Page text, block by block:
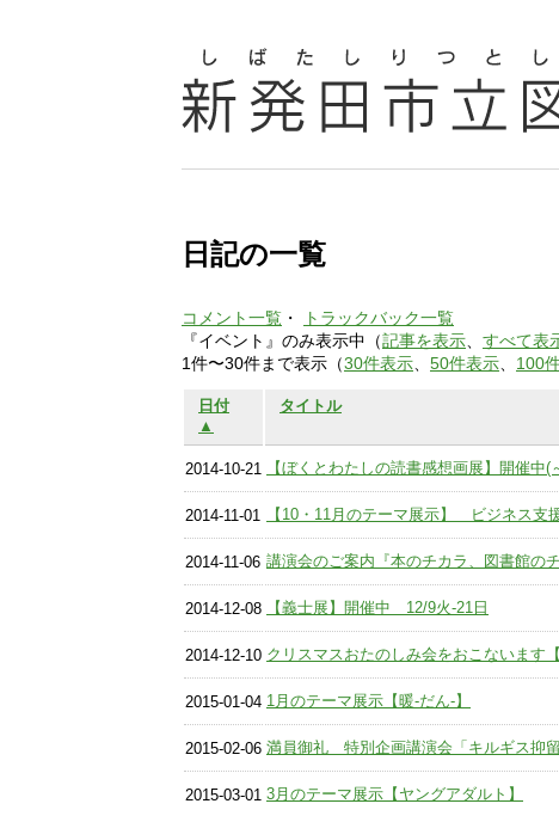
日記の一覧
コメント一覧 ・
トラックバック一覧
『イベント』のみ表示中（記事を表示 すべて表
1件〜30件まで表示（30件表示 50件表示 100
日付
▲
タイトル
2014-10-21 【ぼくとわたしの読書感想画展】開催中(
2014-11-01 【10・11月のテーマ展示】 ビジネス
2014-11-06 講演会のご案内『本のチカラ、図書館の
2014-12-08 【義士展】開催中 12/9火-21日
2014-12-10 クリスマスおたのしみ会をおこないます
2015-01-04 1月のテーマ展示【暖-だん-】
2015-02-06 満員御礼 特別企画講演会「キルギス抑
2015-03-01 3月のテーマ展示【ヤングアダルト】